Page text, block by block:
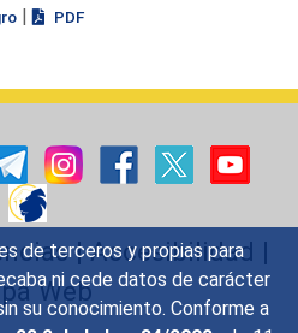
de terceros y propias para
ni cede datos de carácter
su conocimiento. Conforme a
| PDF
|Accesibilidad |
Web